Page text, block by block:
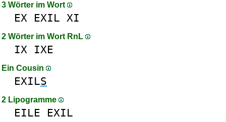
3 Wörter im Wort
EX EXIL XI
2 Wörter im Wort RnL
IX IXE
Ein Cousin
EXILS
2 Lipogramme
EILE EXIL